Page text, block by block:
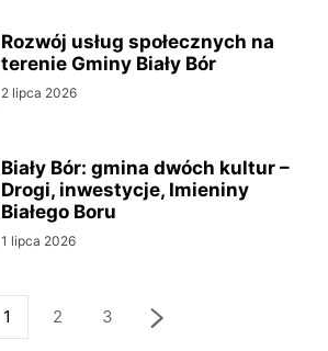
Rozwój usług społecznych na
terenie Gminy Biały Bór
2 lipca 2026
Biały Bór: gmina dwóch kultur –
Drogi, inwestycje, Imieniny
Białego Boru
1 lipca 2026
1 2 3